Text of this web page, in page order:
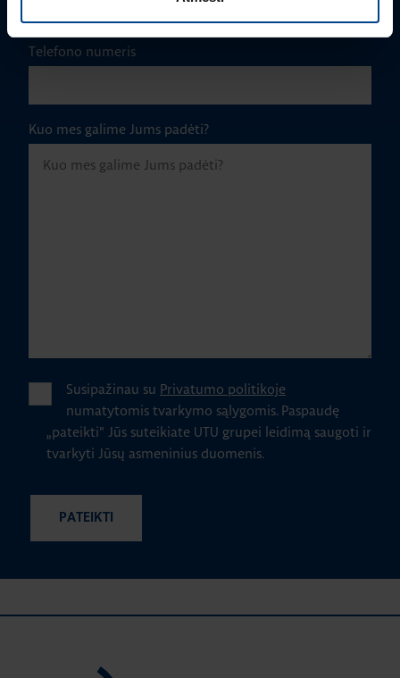
Telefono numeris
Kuo mes galime Jums padėti?
Susipažinau su Privatumo politikoje
numatytomis tvarkymo sąlygomis. Paspaudę
„pateikti" Jūs suteikiate UTU grupei leidimą saugoti ir
tvarkyti Jūsų asmeninius duomenis.